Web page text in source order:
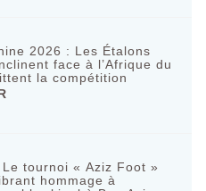
2026 : Les Étalons
face à l’Afrique du
la compétition
tournoi « Aziz Foot »
hommage à